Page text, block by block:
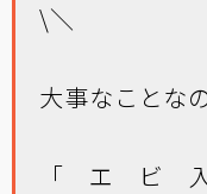
\＼
大事なことな
「 エ ビ